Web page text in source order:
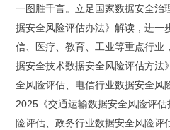
一图胜千言。 立足国家数据安全治
据安全风险评估办法》解读，进一
信、医疗、教育、工业等重点行业
据安全技术数据安全风险评估方法
全风险评估、电信行业数据安全风
2025《交通运输数据安全风险评
险评估、政务行业数据安全风险评